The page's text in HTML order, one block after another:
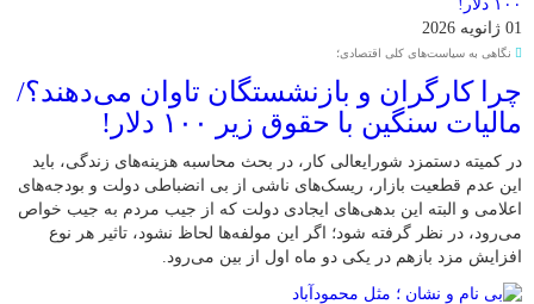
01 ژانویه 2026
نگاهی به سیاست‌های کلی اقتصادی؛
چرا کارگران و بازنشستگان تاوان می‌دهند؟/
مالیات سنگین با حقوق زیر ۱۰۰ دلار!
در کمیته دستمزد شورایعالی کار، در بحث محاسبه هزینه‌های زندگی، باید
این عدم قطعیت بازار، ریسک‌های ناشی از بی انضباطی دولت و بودجه‌های
اعلامی و البته این بدهی‌های ایجادی دولت که از جیب مردم به جیب خواص
می‌رود، در نظر گرفته شود؛ اگر این مولفه‌ها لحاظ نشود، تاثیر هر نوع
افزایش مزد بازهم در یکی دو ماه اول از بین می‌رود.